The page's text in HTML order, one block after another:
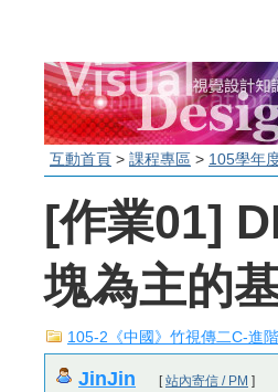
互動首頁 > 課程專區 > 105學年
[作業01]
塊為主的
105-2《中國》竹視傳二C-進
JinJin [站內寄信 / PM ]